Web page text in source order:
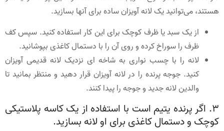
هستند، می‌توانید یک لانه آویزان ساده برای آنها بسازید.
از یک سبد یا ظرف کوچک برای این کار استفاده کنید. سپس کف
ظرف را سوراخ کرده و روی آن را با دستمال کاغذی بپوشانید.
لانه را با چسب نواری به شاخه ای نزدیک لانه قدیمی آویزان
کنید. جوجه پرنده را در لانه آویزان قرار دهید و منتظر بمانید تا
والدین لانه جدید و جوجه را پیدا کنند.
3. اگر پرنده یتیم است با استفاده از یک کاسه پلاستیکی
کوچک و دستمال کاغذی برای او لانه بسازید.